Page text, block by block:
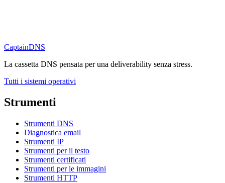
CaptainDNS
La cassetta DNS pensata per una deliverability senza stress.
Tutti i sistemi operativi
Strumenti
Strumenti DNS
Diagnostica email
Strumenti IP
Strumenti per il testo
Strumenti certificati
Strumenti per le immagini
Strumenti HTTP